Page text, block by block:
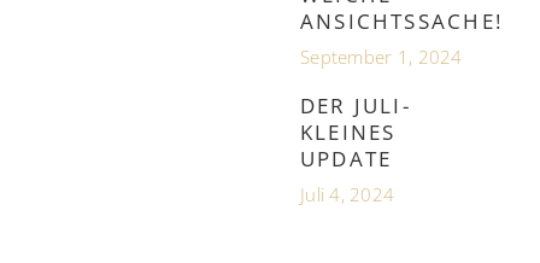
ANSICHTSSACHE!
September 1, 2024
DER JULI-
KLEINES
UPDATE
Juli 4, 2024